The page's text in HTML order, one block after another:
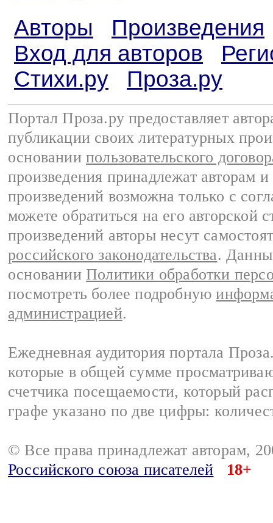
Авторы
Произведения
Вход для авторов
Стихи.ру
Проза.ру
Портал Проза.ру предоставляет
публикации своих литературных
основании пользовательского
произведения принадлежат авторам
произведений возможна только с
можете обратиться на его авторской
произведений авторы несут
российского законодательства.
основании Политики обработки
посмотреть более подробную
администрацией.
Ежедневная аудитория портала
которые в общей сумме
счетчика посещаемости, который
графе указано по две цифры:
© Все права принадлежат авторам,
Российского союза писателей
18+